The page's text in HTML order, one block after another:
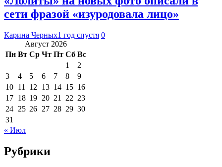
сети фразой «изуродовала лицо»
Карина Черных1 год спустя 0
Август 2026
Пн Вт Ср Чт Пт Сб Вс
1
2
3
4 5 6 7 8
9
10 11 12 13 14 15 16
17 18 19 20 21 22 23
24 25 26 27 28 29 30
31
« Июл
Рубрики